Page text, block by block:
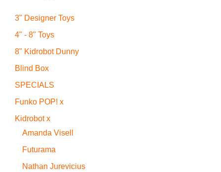
3" Designer Toys
4" - 8" Toys
8" Kidrobot Dunny
Blind Box
SPECIALS
Funko POP! x
Kidrobot x
Amanda Visell
Futurama
Nathan Jurevicius